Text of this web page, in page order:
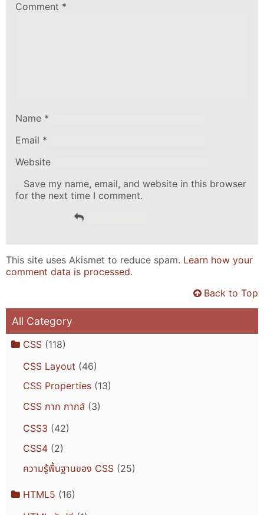
Comment *
Name *
Email *
Website
Save my name, email, and website in this browser
for the next time I comment.
This site uses Akismet to reduce spam. Learn how your
comment data is processed.
Back to Top
All Category
CSS(118)
CSS Layout (46)
CSS Properties(13)
CSS กาก กากส์(3)
CSS3 (42)
CSS4(2)
ความรู้พื้นฐานของ CSS(25)
HTML5 (16)